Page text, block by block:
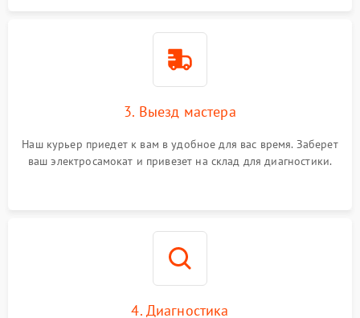
3. Выезд мастера
Наш курьер приедет к вам в удобное для вас время. Заберет
ваш электросамокат и привезет на склад для диагностики.
4. Диагностика